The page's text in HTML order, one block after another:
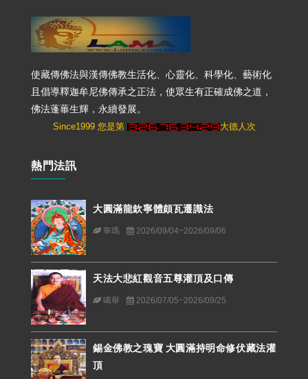
使藏傳佛法與漢傳佛教生活化、心靈化、科學化、藝術化
且倡導釋迦牟尼佛傳承之正法，使眾生有正確成佛之道，
佛法蓬蓽生輝，永續發展。
Since1999 您是第 大德人次
熱門法訊
大圓滿龍欽寧體頗瓦遷識法
寧瑪 2026/09/04~2026/09/06
天法大悲紅觀音五尊灌頂及口傳
噶舉 2026/07/05~2026/09/25
錫金佛教之瑰寶 大圓滿持明命修伏藏法灌
頂